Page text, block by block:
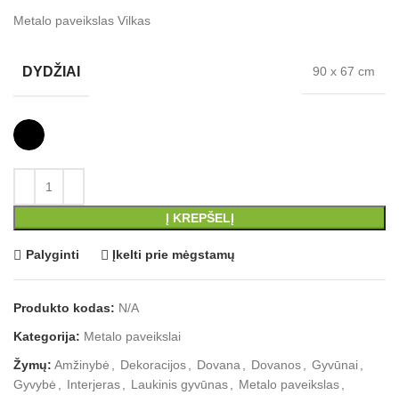
Metalo paveikslas Vilkas
DYDŽIAI 90 x 67 cm
Į KREPŠELĮ
Palyginti Įkelti prie mėgstamų
Produkto kodas: N/A
Kategorija: Metalo paveikslai
Žymų: Amžinybė Dekoracijos Dovana Dovanos Gyvūnai
Gyvybė
Interjeras Laukinis gyvūnas Metalo paveikslas